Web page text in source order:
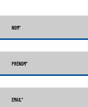
NOM*
PRÉNOM*
EMAIL*